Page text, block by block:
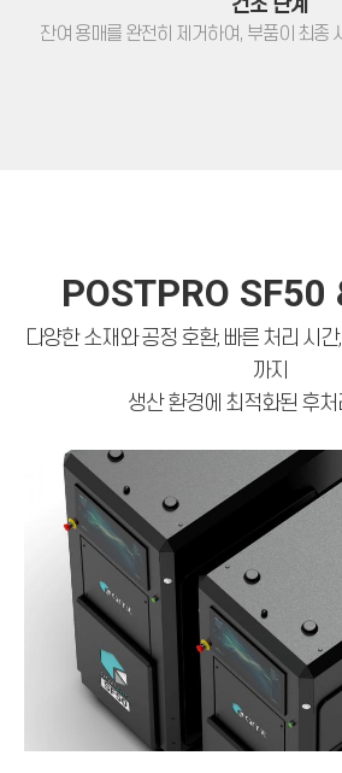
건조 단계
잔여 용매를 완전히 제거하여, 부품이 최종
POSTPRO SF50
다양한 소재와 공정 호환, 빠른 처리 시
까지
생산 환경에 최적화된 후